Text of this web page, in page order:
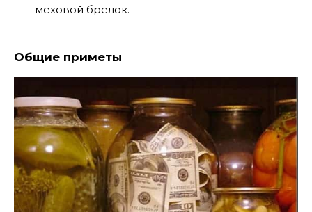
меховой брелок.
Общие приметы